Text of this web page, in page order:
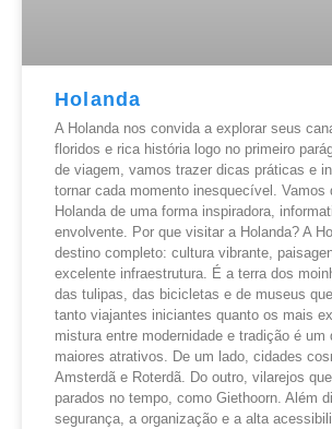
Holanda
A Holanda nos convida a explorar seus
floridos e rica história logo no primeiro
de viagem, vamos trazer dicas práticas e
tornar cada momento inesquecível. Vamos
Holanda de uma forma inspiradora,
envolvente. Por que visitar a Holanda? A
destino completo: cultura vibrante,
excelente infraestrutura. É a terra dos
das tulipas, das bicicletas e de museus
tanto viajantes iniciantes quanto os mais
mistura entre modernidade e tradição é um
maiores atrativos. De um lado, cidades
Amsterdã e Roterdã. Do outro, vilarejos
parados no tempo, como Giethoorn. Além
segurança, a organização e a alta